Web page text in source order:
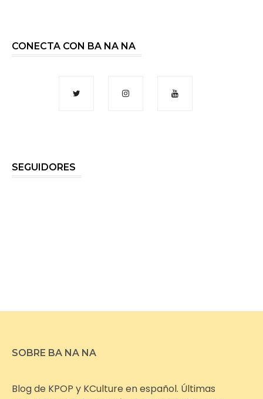
CONECTA CON BA NA NA
SEGUIDORES
SOBRE BA NA NA
Blog de KPOP y KCulture en español. Últimas